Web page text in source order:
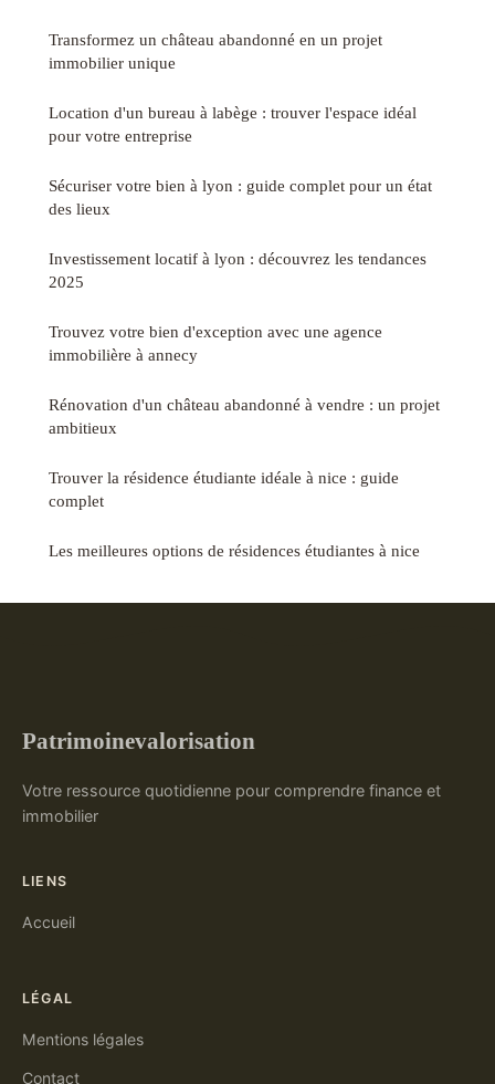
Transformez un château abandonné en un projet
immobilier unique
Location d'un bureau à labège : trouver l'espace idéal
pour votre entreprise
Sécuriser votre bien à lyon : guide complet pour un état
des lieux
Investissement locatif à lyon : découvrez les tendances
2025
Trouvez votre bien d'exception avec une agence
immobilière à annecy
Rénovation d'un château abandonné à vendre : un projet
ambitieux
Trouver la résidence étudiante idéale à nice : guide
complet
Les meilleures options de résidences étudiantes à nice
Patrimoinevalorisation
Votre ressource quotidienne pour comprendre finance et
immobilier
LIENS
Accueil
LÉGAL
Mentions légales
Contact